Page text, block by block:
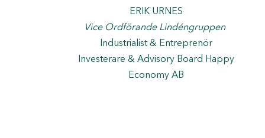
ERIK URNES
Vice Ordförande Lindéngruppen
Industrialist & Entreprenör
Investerare & Advisory Board Happy
Economy AB